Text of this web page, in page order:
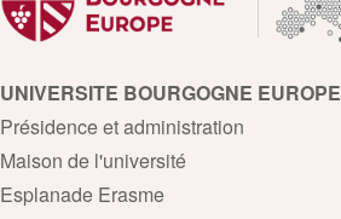
UNIVERSITE BOURGOGNE EUROPE
Présidence et administration
Maison de l'université
Esplanade Erasme